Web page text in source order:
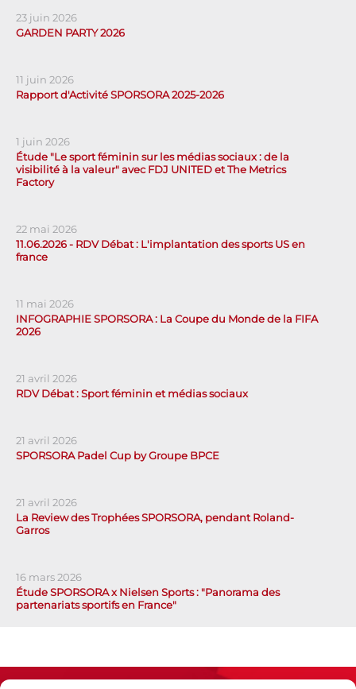
23 juin 2026
GARDEN PARTY 2026
11 juin 2026
Rapport d'Activité SPORSORA 2025-2026
1 juin 2026
Étude "Le sport féminin sur les médias sociaux : de la
visibilité à la valeur" avec FDJ UNITED et The Metrics
Factory
22 mai 2026
11.06.2026 - RDV Débat : L'implantation des sports US en
france
11 mai 2026
INFOGRAPHIE SPORSORA : La Coupe du Monde de la FIFA
2026
21 avril 2026
RDV Débat : Sport féminin et médias sociaux
21 avril 2026
SPORSORA Padel Cup by Groupe BPCE
21 avril 2026
La Review des Trophées SPORSORA, pendant Roland-
Garros
16 mars 2026
Étude SPORSORA x Nielsen Sports : "Panorama des
partenariats sportifs en France"